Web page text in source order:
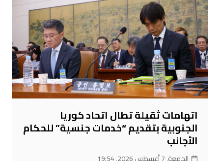
اتهامات ثقيلة تطال اتحاد كوريا
الجنوبية بتقديم “خدمات جنسية” للحكام
الأجانب
الجمعة, 7 أغسطس 2026, 19:54